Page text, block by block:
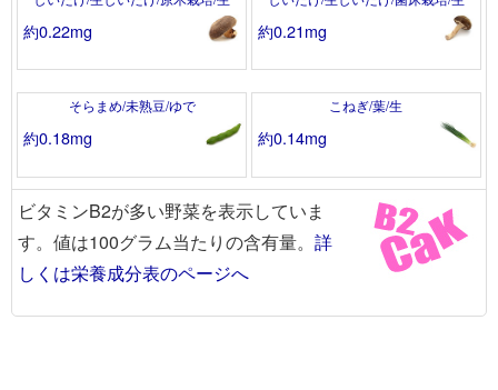
約0.22mg 約0.21mg
そらまめ/未熟豆/ゆで
約0.18mg
こねぎ/葉/生
約0.14mg
ビタミンB2が多い野菜を表示していま
す。値は100グラム当たりの含有量。 詳
しくは栄養成分表のページへ